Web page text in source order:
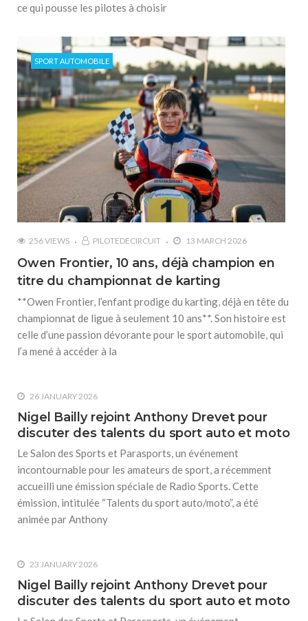
ce qui pousse les pilotes à choisir
SPORT AUTOMOBILE
256 VIEWS PILOTEDECIRCUIT 13 MARCH 2026
Owen Frontier, 10 ans, déjà champion en
titre du championnat de karting
**Owen Frontier, l’enfant prodige du karting, déjà en tête du
championnat de ligue à seulement 10 ans**. Son histoire est
celle d’une passion dévorante pour le sport automobile, qui
l’a mené à accéder à la
26 JANUARY 2026
Nigel Bailly rejoint Anthony Drevet pour
discuter des talents du sport auto et moto
Le Salon des Sports et Parasports, un événement
incontournable pour les amateurs de sport, a récemment
accueilli une émission spéciale de Radio Sports. Cette
émission, intitulée “Talents du sport auto/moto”, a été
animée par Anthony
23 JANUARY 2026
Nigel Bailly rejoint Anthony Drevet pour
discuter des talents du sport auto et moto